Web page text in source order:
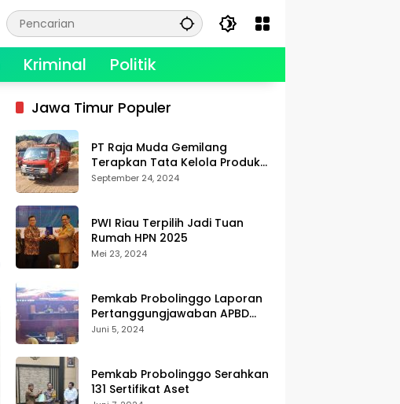
Kriminal Politik
Jawa Timur Populer
PT Raja Muda Gemilang
Terapkan Tata Kelola Produksi,
Berikan Kualitas dan
September 24, 2024
PWI Riau Terpilih Jadi Tuan
Rumah HPN 2025
Mei 23, 2024
Pemkab Probolinggo Laporan
Pertanggungjawaban APBD
2023
Juni 5, 2024
Pemkab Probolinggo Serahkan
131 Sertifikat Aset